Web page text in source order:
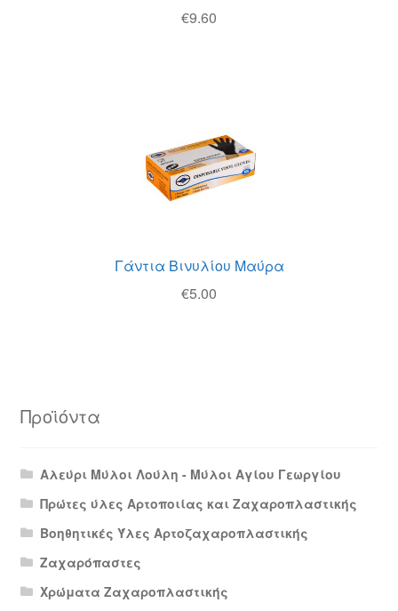
€9.60
Γάντια Βινυλίου Μαύρα
€5.00
Προϊόντα
Αλεύρι Μύλοι Λούλη - Μύλοι Αγίου Γεωργίου
Πρώτες ύλες Αρτοποιίας και Ζαχαροπλαστικής
Βοηθητικές Ύλες Αρτοζαχαροπλαστικής
Ζαχαρόπαστες
Χρώματα Ζαχαροπλαστικής